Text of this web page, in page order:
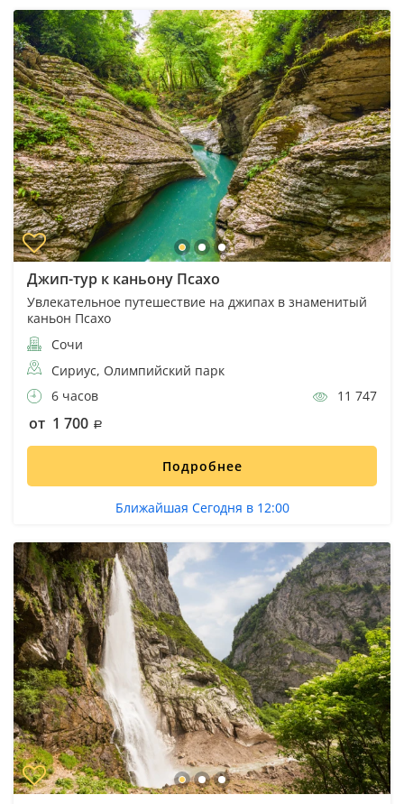
Джип-тур к каньону Псахо
Увлекательное путешествие на джипах в знаменитый
каньон Псахо
Сочи
Сириус, Олимпийский парк
6 часов
11 747
от 1 700
Подробнее
Ближайшая Сегодня в 12:00